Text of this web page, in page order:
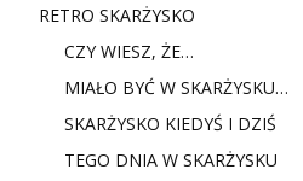
RETRO SKARŻYSKO
CZY WIESZ, ŻE…
MIAŁO BYĆ W SKARŻYSKU…
SKARŻYSKO KIEDYŚ I DZIŚ
TEGO DNIA W SKARŻYSKU